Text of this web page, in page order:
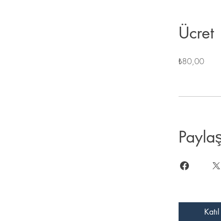
Ücret
₺80,00
Katıl